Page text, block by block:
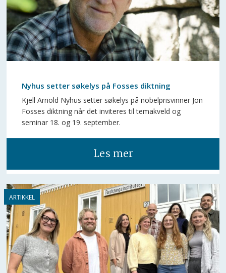
Nyhus setter søkelys på Fosses diktning
Kjell Arnold Nyhus setter søkelys på nobelprisvinner Jon
Fosses diktning når det inviteres til temakveld og
seminar 18. og 19. september.
Les mer